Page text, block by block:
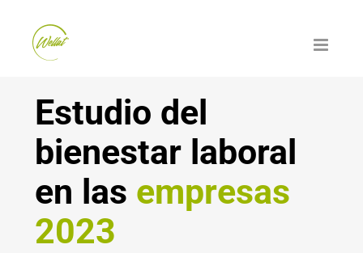
contenido
Estudio del
bienestar laboral
en las empresas
2023